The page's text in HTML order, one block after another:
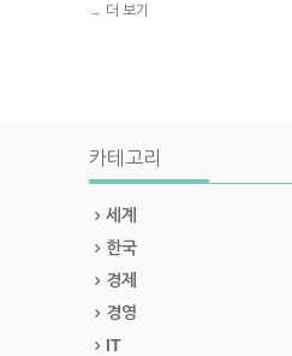
→ 더 보기
카테고리
세계
한국
경제
경영
IT